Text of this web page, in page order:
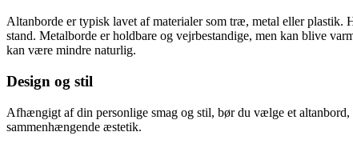
Altanborde er typisk lavet af materialer som træ, metal eller
stand. Metalborde er holdbare og vejrbestandige, men kan blive
kan være mindre naturlig.
Design og stil
Afhængigt af din personlige smag og stil, bør du vælge et
sammenhængende æstetik.